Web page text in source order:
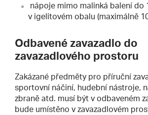
nápoje mimo malinká balení do
v igelitovém obalu (maximálně
Odbavené zavazadlo do
zavazadlového prostoru
Zakázané předměty pro příruční
sportovní náčiní, hudební nástroje,
zbraně atd. musí být v odbaveném
bude umístěno v zavazadlovém